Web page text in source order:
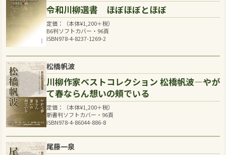
令和川柳選書 ほぼほぼとほぼ
定価：（本体¥1,200＋税）
B6判ソフトカバー・96頁
ISBN978-4-8237-1269-2
松橋帆波
川柳作家ベストコレクション 松橋帆波―やが
て春ならん想いの頬でいる
定価：（本体¥1,200＋税）
新書判ソフトカバー・96頁
ISBN978-4-86044-886-8
尾藤一泉